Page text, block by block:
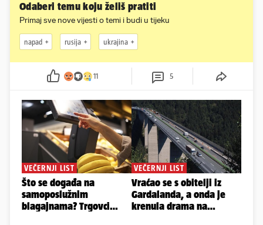
Odaberi temu koju želiš pratiti
Primaj sve nove vijesti o temi i budi u tijeku
napad rusija ukrajina
11 5